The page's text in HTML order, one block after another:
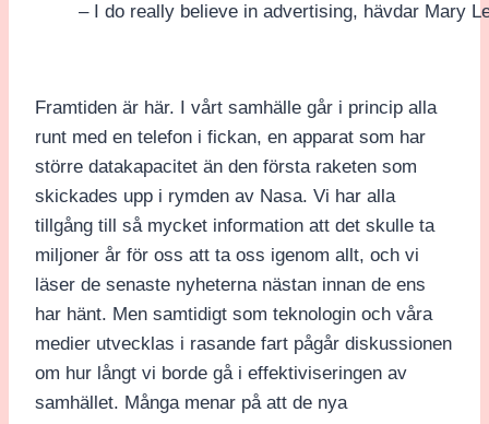
– I do really believe in advertising, hävdar Mary
Framtiden är här. I vårt samhälle går i princip alla
runt med en telefon i fickan, en apparat som har
större datakapacitet än den första raketen som
skickades upp i rymden av Nasa. Vi har alla
tillgång till så mycket information att det skulle ta
miljoner år för oss att ta oss igenom allt, och vi
läser de senaste nyheterna nästan innan de ens
har hänt. Men samtidigt som teknologin och våra
medier utvecklas i rasande fart pågår diskussionen
om hur långt vi borde gå i effektiviseringen av
samhället. Många menar på att de nya